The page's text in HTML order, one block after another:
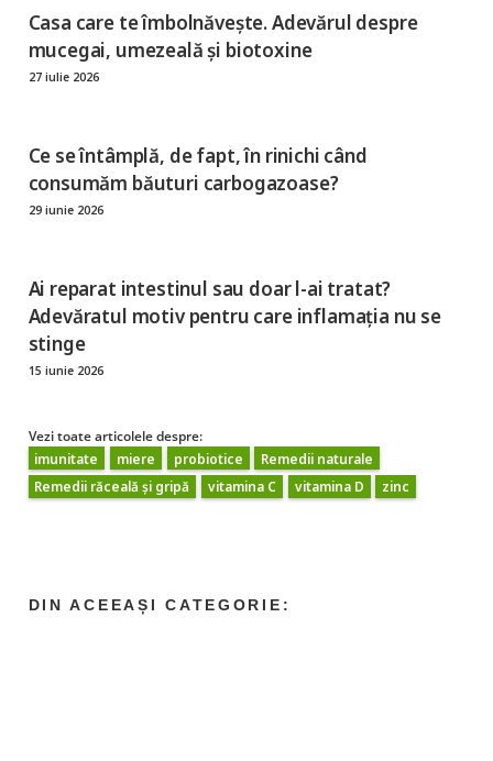
Casa care te îmbolnăvește. Adevărul despre
mucegai, umezeală și biotoxine
27 iulie 2026
Ce se întâmplă, de fapt, în rinichi când
consumăm băuturi carbogazoase?
29 iunie 2026
Ai reparat intestinul sau doar l-ai tratat?
Adevăratul motiv pentru care inflamația nu se
stinge
15 iunie 2026
Vezi toate articolele despre:
imunitate
miere probiotice
Remedii naturale
Remedii răceală și gripă
vitamina C vitamina D zinc